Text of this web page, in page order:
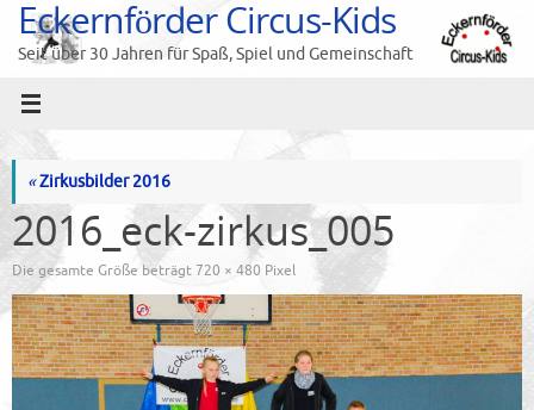
Zum
Inhalt
springen
Eckernförder Circus-Kids
Seit über 30 Jahren für Spaß, Spiel und Gemeinschaft
«Zirkusbilder 2016
2016_eck-zirkus_005
Die gesamte Größe beträgt720 × 480 Pixel